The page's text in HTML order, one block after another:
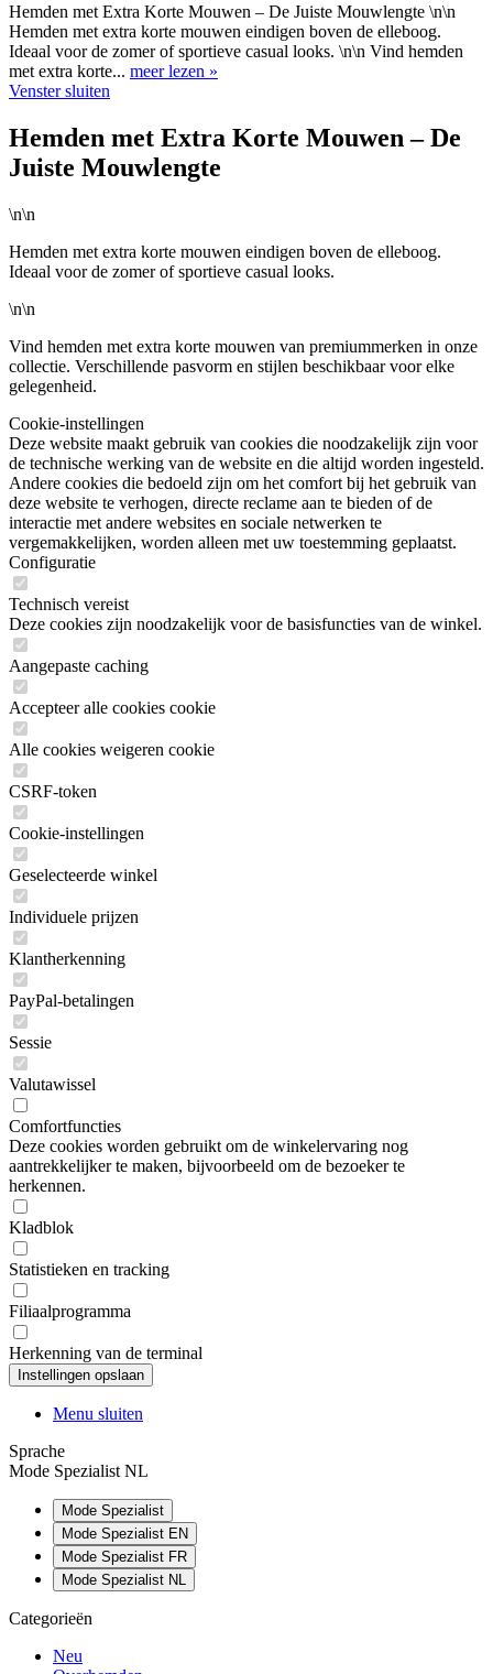
Hemden met Extra Korte Mouwen – De Juiste Mouwlengte \n\n
Hemden met extra korte mouwen eindigen boven de elleboog.
Ideaal voor de zomer of sportieve casual looks. \n\n Vind hemden
met extra korte... meer lezen »
Venster sluiten
Hemden met Extra Korte Mouwen – De
Juiste Mouwlengte
\n\n
Hemden met extra korte mouwen eindigen boven de elleboog.
Ideaal voor de zomer of sportieve casual looks.
\n\n
Vind hemden met extra korte mouwen van premiummerken in onze
collectie. Verschillende pasvorm en stijlen beschikbaar voor elke
gelegenheid.
Cookie-instellingen
Deze website maakt gebruik van cookies die noodzakelijk zijn voor
de technische werking van de website en die altijd worden ingesteld.
Andere cookies die bedoeld zijn om het comfort bij het gebruik van
deze website te verhogen, directe reclame aan te bieden of de
interactie met andere websites en sociale netwerken te
vergemakkelijken, worden alleen met uw toestemming geplaatst.
Configuratie
Technisch vereist
Deze cookies zijn noodzakelijk voor de basisfuncties van de winkel.
Aangepaste caching
Accepteer alle cookies cookie
Alle cookies weigeren cookie
CSRF-token
Cookie-instellingen
Geselecteerde winkel
Individuele prijzen
Klantherkenning
PayPal-betalingen
Sessie
Valutawissel
Comfortfuncties
Deze cookies worden gebruikt om de winkelervaring nog
aantrekkelijker te maken, bijvoorbeeld om de bezoeker te
herkennen.
Kladblok
Statistieken en tracking
Filiaalprogramma
Herkenning van de terminal
Menu sluiten
Sprache
Mode Spezialist NL
Mode Spezialist
Mode Spezialist EN
Mode Spezialist FR
Mode Spezialist NL
Categorieën
Neu